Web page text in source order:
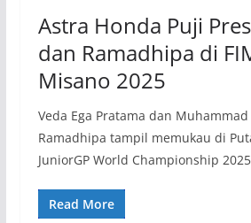
Astra Honda Puji
dan Ramadhipa di
Misano 2025
Veda Ega Pratama dan
Ramadhipa tampil memukau di
JuniorGP World Championship
Read More